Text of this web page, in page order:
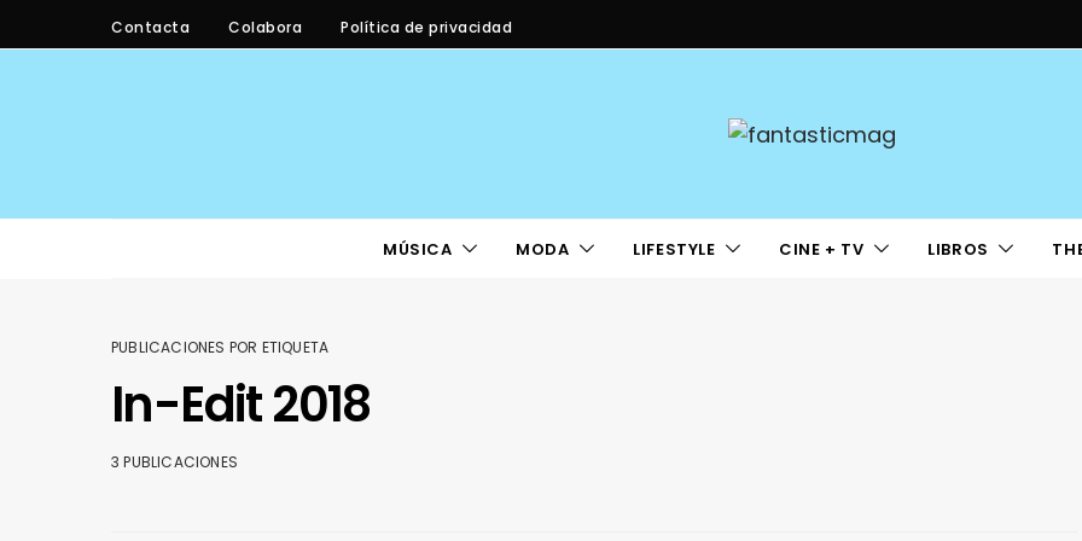
Contacta Colabora Política de privacidad
MÚSICA MODA LIFESTYLE CINE + TV LIBROS
PUBLICACIONES POR ETIQUETA
In-Edit 2018
3 PUBLICACIONES